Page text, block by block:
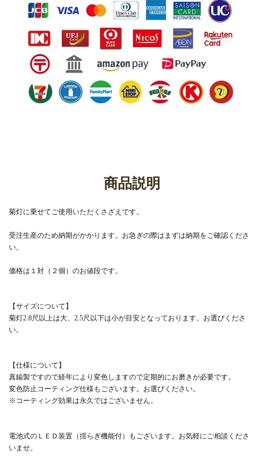
商品説明
菊灯に乗せてご使用いただくさざえです。
受注生産のため納期がかかります。お急ぎの際はまずは納期をご確認くださ
い。
価格は１対（２個）のお値段です。
【サイズについて】
菊灯2.8尺以上は大、2.5尺以下は小が目安となっております。お選びくださ
い。
【仕様について】
真鍮製ですので経年により変色しますので定期的にお磨きが必要です。
変色防止コーティング仕様もございます。お選びください。
※コーティング効果は永久ではございません。
電池式のＬＥＤ装置（揺らぎ機能付）もございます。お気軽にご相談くださ
いませ。